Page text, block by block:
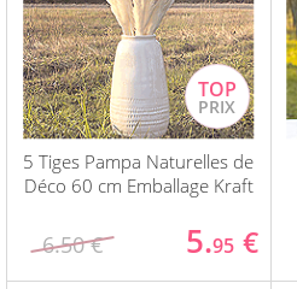
5 Tiges Pampa Naturelles de
Déco 60 cm Emballage Kraft
6.50 € 5.95 €